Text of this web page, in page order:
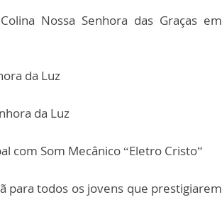
Nossa Senhora das Graças em
da Luz
da Luz
com Som Mecânico “Eletro Cristo”
para todos os jovens que prestigiarem